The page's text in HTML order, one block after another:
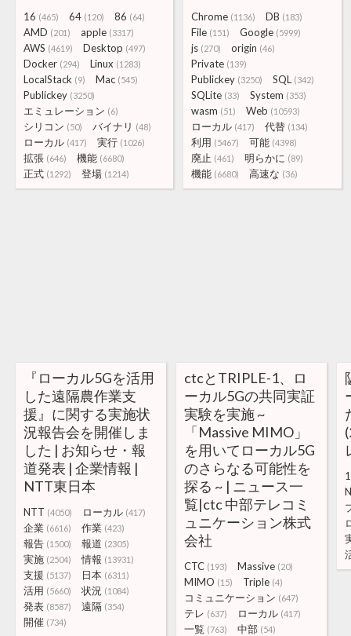
16 (465) 64 (120) 86 (64)
AMD (201) apple (3317)
AWS (4619) Desktop (497)
Docker (294) Linux (1283)
LocalStack (9) Mac (545)
Publickey (3250)
エミュレーション (6)
シリコン (50) バイナリ (48)
ローカル (417) 実行 (1026)
拡張 (646) 機能 (6680)
正式 (1292) 登場 (1214)
Chrome (1136) DB (183)
File (151) Google (5999)
js (270) origin (46)
Private (139)
Publickey (3250) SQL (342)
SQLite (33) System (353)
wasm (51) Web (10593)
ローカル (417) 代替 (134)
利用 (5467) 可能 (4398)
廃止 (461) 明らかに (89)
機能 (6680) 高速な (36)
『ローカル5Gを活用
した遠隔農作業支
援』に関する実施状
況報告会を開催しま
した | お知らせ・報
道発表 | 企業情報 |
NTT東日本
NTT (4050) ローカル (417)
企業 (6616) 作業 (423)
報告 (1500) 報道 (2305)
実施 (2504) 情報 (13931)
支援 (5137) 日本 (6311)
活用 (5660) 状況 (1084)
発表 (8587) 遠隔 (354)
開催 (734)
ctcとTRIPLE-1、ロ
ーカル5Gの共同実証
実験を実施 ~
「Massive MIMO」
を用いてローカル5G
のさらなる可能性を
探る ~ | ニュース一
覧|ctc 中部テレコミ
ュニケーション株式
会社
CTC (193) Massive (20)
MIMO (15) Triple (4)
コミュニケーション (647)
テレ (637) ローカル (417)
一覧 (763) 中部 (54)